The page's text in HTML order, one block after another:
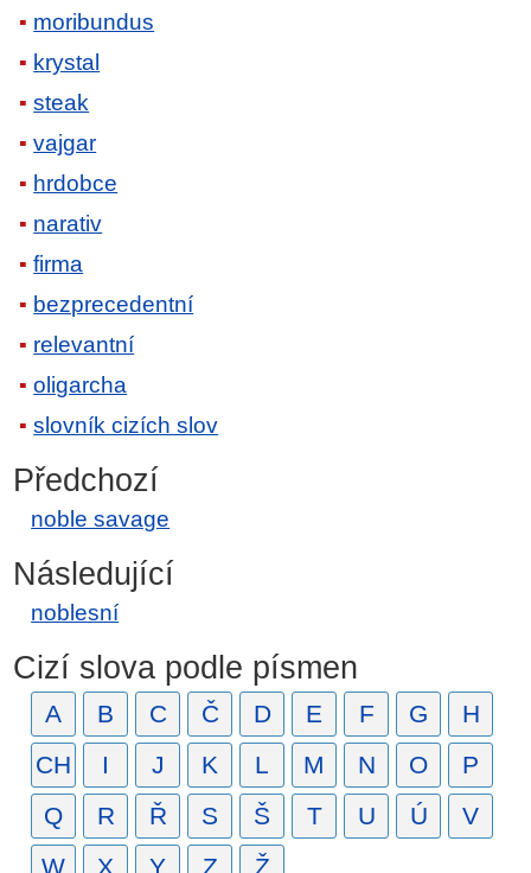
moribundus
krystal
steak
vajgar
hrdobce
narativ
firma
bezprecedentní
relevantní
oligarcha
slovník cizích slov
Předchozí
noble savage
Následující
noblesní
Cizí slova podle písmen
A B C Č D E F G
H
CH
I J K L M N O
P
Q
R Ř S Š T U Ú
V
W
X Y Z Ž